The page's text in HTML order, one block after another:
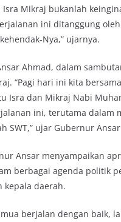
Mikraj bukanlah
ini ditanggung
Nya,” ujarnya.
Ahmad, dalam
“Pagi hari ini kita
Isra dan Mikraj Nabi
ini, terutama dalam
SWT,” ujar Gubernur
Ansar menyampaikan
berbagai agenda politik
daerah.
berjalan dengan baik,